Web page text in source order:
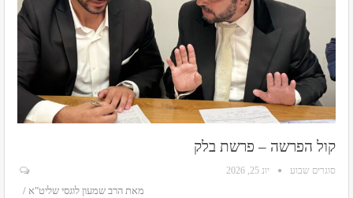
קול הפרשה – פרשת בלק
סוגרים שבוע יונ 25, 2026
מאת הרב שמעון לוגסי שליט"א /